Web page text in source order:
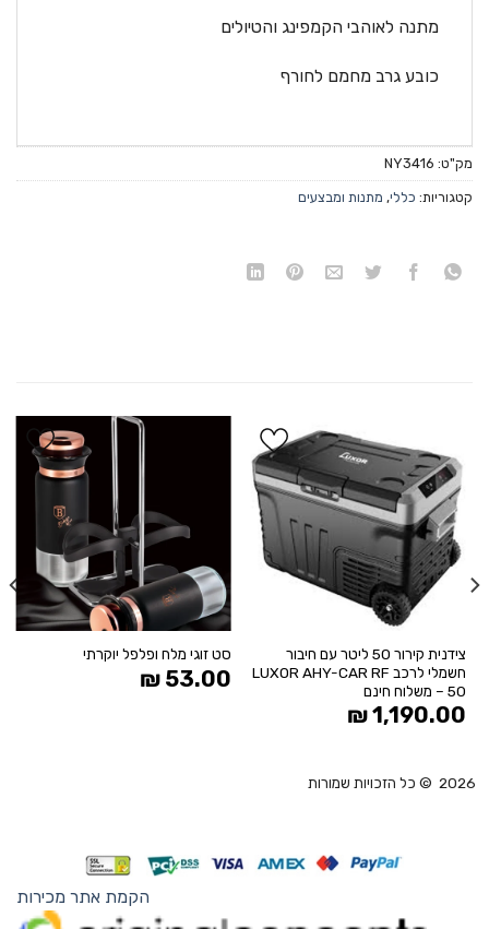
מתנה לאוהבי הקמפינג והטיולים
כובע גרב מחמם לחורף
מק"ט: NY3416
קטגוריות: כללי, מתנות ומבצעים
הוסף
WISHLIST
צידנית קירור 50 ליטר עם חיבור
חשמלי לרכב LUXOR AHY-CAR RF
50 – משלוח חינם
1,190.00
₪
ל
WISHLIST
סט זוגי מלח ופלפל יוקרתי
53.00
₪
הקמת אתר מכירות